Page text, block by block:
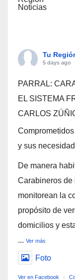
Tu
5 days ago
PARRAL:
EL SISTEMA
CARLOS
y sus
De manera
Carabineros de
monitorean la
propósito de
domicilios y
... Ver más
Foto
Ver en Facebook ·